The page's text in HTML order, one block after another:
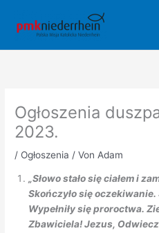
Inhalt
springen
Ogłoszenia
2023.
/ Ogłoszenia / Von Adam
„Słowo stało się ciałem i
Skończyło się oczekiwanie.
Wypełniły się proroctwa.
Zbawiciela! Jezus,